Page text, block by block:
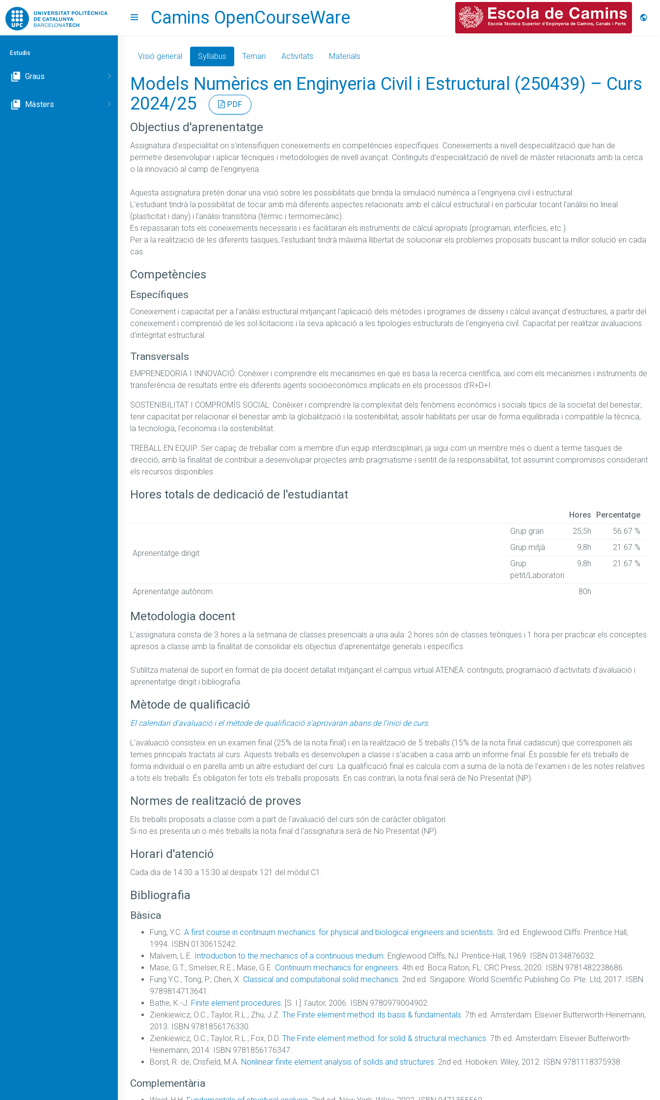
Go to upc.edu Show menuCamins OpenCourseWare
Estudis
Graus
Màsters
Visió general Syllabus Temari Activitats Materials
Models Numèrics en Enginyeria Civil i Estructural (250439) – Curs
2024/25
PDF
Objectius d'aprenentatge
Assignatura d'especialitat on s'intensifiquen coneixements en competències específiques. Coneixements a nivell despecialització que han de
permetre desenvolupar i aplicar tècniques i metodologies de nivell avançat. Continguts d'especialització de nivell de màster relacionats amb la cerca
o la innovació al camp de l'enginyeria.
Aquesta assignatura pretén donar una visió sobre les possibilitats que brinda la simulació numèrica a l'enginyeria civil i estructural.
L'estudiant tindrà la possibilitat de tocar amb mà diferents aspectes relacionats amb el càlcul estructural i en particular tocant l'anàlisi no lineal
(plasticitat i dany) i l'anàlisi transitòria (tèrmic i termomecànic).
Es repassaran tots els coneixements necessaris i es facilitaran els instruments de càlcul apropiats (programari, interfícies, etc.).
Per a la realització de les diferents tasques, l'estudiant tindrà màxima llibertat de solucionar els problemes proposats buscant la millor solució en cada
cas.
Competències
Específiques
Coneixement i capacitat per a l'anàlisi estructural mitjançant l'aplicació dels mètodes i programes de disseny i càlcul avançat d'estructures, a partir del
coneixement i comprensió de les sol·licitacions i la seva aplicació a les tipologies estructurals de l'enginyeria civil. Capacitat per realitzar avaluacions
d'integritat estructural.
Transversals
EMPRENEDORIA I INNOVACIÓ: Conèixer i comprendre els mecanismes en què es basa la recerca científica, així com els mecanismes i instruments de
transferència de resultats entre els diferents agents socioeconòmics implicats en els processos d'R+D+I.
SOSTENIBILITAT I COMPROMÍS SOCIAL: Conèixer i comprendre la complexitat dels fenòmens econòmics i socials típics de la societat del benestar;
tenir capacitat per relacionar el benestar amb la globalització i la sostenibilitat; assolir habilitats per usar de forma equilibrada i compatible la tècnica,
la tecnologia, l'economia i la sostenibilitat.
TREBALL EN EQUIP: Ser capaç de treballar com a membre d'un equip interdisciplinari, ja sigui com un membre més o duent a terme tasques de
direcció, amb la finalitat de contribuir a desenvolupar projectes amb pragmatisme i sentit de la responsabilitat, tot assumint compromisos considerant
Hores totals de dedicació de l'estudiantat
Hores Percentatge
Aprenentatge dirigit
Grup gran 25,5h
56.67 %
Grup mitjà
9,8h
21.67 %
Grup
petit/Laboratori
9,8h 21.67 %
Aprenentatge autònom 80h
Metodologia docent
L'assignatura consta de 3 hores a la setmana de classes presencials a una aula: 2 hores són de classes teòriques i 1 hora per practicar els conceptes
apresos a classe amb la finalitat de consolidar els objectius d'aprenentatge generals i específics.
S'utilitza material de suport en format de pla docent detallat mitjançant el campus virtual ATENEA: continguts, programació d'activitats d'avaluació i
aprenentatge dirigit i bibliografia.
Mètode de qualificació
El calendari d'avaluació i el mètode de qualificació s'aprovaran abans de l'inici de curs.
L'avaluació consisteix en un examen final (25% de la nota final) i en la realització de 5 treballs (15% de la nota final cadascun) que corresponen als
temes principals tractats al curs. Aquests treballs es desenvolupen a classe i s'acaben a casa amb un informe final. És possible fer els treballs de
forma individual o en parella amb un altre estudiant del curs. La qualificació final es calcula com a suma de la nota de l'examen i de les notes relatives
a tots els treballs. És obligatori fer tots els treballs proposats. En cas contrari, la nota final serà de No Presentat (NP).
Normes de realització de proves
Els treballs proposats a classe com a part de l'avaluació del curs són de caràcter obligatori.
Horari d'atenció
Cada dia de 14:30 a 15:30 al despatx 121 del mòdul C1.
Bibliografia
Bàsica
Fung, Y.C. A first course in continuum mechanics: for physical and biological engineers and scientists. 3rd ed. Englewood Cliffs: Prentice Hall,
1994. ISBN 0130615242.
Malvern, L.E. Introduction to the mechanics of a continuous medium. Englewood Cliffs, NJ: Prentice-Hall, 1969. ISBN 0134876032.
Mase, G.T.; Smelser, R.E.; Mase, G.E. Continuum mechanics for engineers. 4th ed. Boca Raton, FL: CRC Press, 2020. ISBN 9781482238686.
Fung Y.C.; Tong, P.; Chen, X. Classical and computational solid mechanics. 2nd ed. Singapore: World Scientific Publishing Co. Pte. Ltd, 2017. ISBN
9789814713641.
Bathe, K.-J. Finite element procedures. [S. l.]: l'autor, 2006. ISBN 9780979004902.
Zienkiewicz, O.C.; Taylor, R.L.; Zhu, J.Z. The Finite element method: its basis & fundamentals. 7th ed. Amsterdam: Elsevier Butterworth-Heinemann,
2013. ISBN 9781856176330.
Zienkiewicz, O.C.; Taylor, R.L.; Fox, D.D. The Finite element method: for solid & structural mechanics. 7th ed. Amsterdam: Elsevier Butterworth-
Heinemann, 2014. ISBN 9781856176347.
Borst, R. de; Crisfield, M.A. Nonlinear finite element analysis of solids and structures. 2nd ed. Hoboken: Wiley, 2012. ISBN 9781118375938.
Complementària